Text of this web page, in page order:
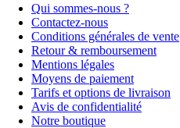
Qui sommes-nous ?
Contactez-nous
Conditions générales de vente
Retour & remboursement
Mentions légales
Moyens de paiement
Tarifs et options de livraison
Avis de confidentialité
Notre boutique